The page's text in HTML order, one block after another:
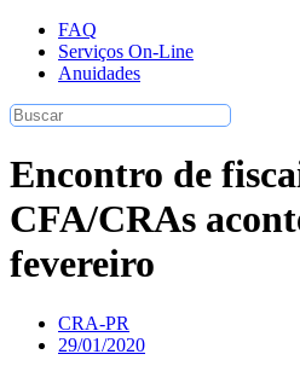
FAQ
Serviços On-Line
Anuidades
Encontro de
CFA/CRAs
fevereiro
CRA-PR
29/01/2020